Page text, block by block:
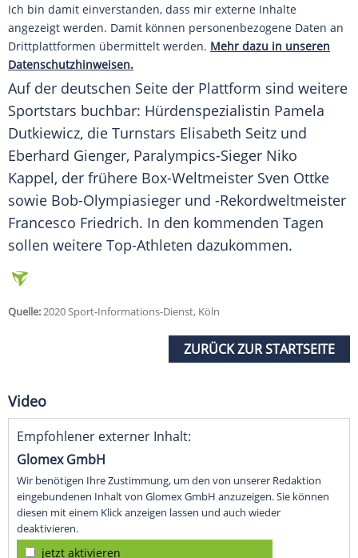
Ich bin damit einverstanden, dass mir externe Inhalte
angezeigt werden. Damit können personenbezogene Daten an
Drittplattformen übermittelt werden. Mehr dazu in unseren
Datenschutzhinweisen.
Auf der deutschen Seite der Plattform sind weitere
Sportstars buchbar: Hürdenspezialistin Pamela
Dutkiewicz, die Turnstars Elisabeth Seitz und
Eberhard Gienger, Paralympics-Sieger Niko
Kappel, der frühere Box-Weltmeister Sven Ottke
sowie Bob-Olympiasieger und -Rekordweltmeister
Francesco Friedrich. In den kommenden Tagen
sollen weitere Top-Athleten dazukommen.
Quelle:2020 Sport-Informations-Dienst, Köln
ZURÜCK ZUR STARTSEITE
Video
Empfohlener externer Inhalt:
Glomex GmbH
Wir benötigen Ihre Zustimmung, um den von unserer Redaktion
eingebundenen Inhalt von Glomex GmbH anzuzeigen. Sie können
diesen mit einem Klick anzeigen lassen und auch wieder
deaktivieren.
jetzt aktivieren